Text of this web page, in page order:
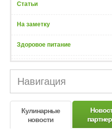
Статьи
На заметку
Здоровое питание
Навигация
Кулинарные
новости